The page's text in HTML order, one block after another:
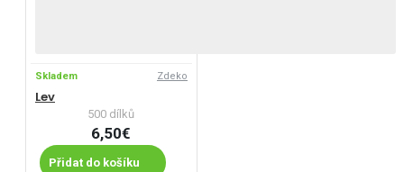
Skladem Zdeko
Lev
500 dílků
6,50€
Přidat do košíku